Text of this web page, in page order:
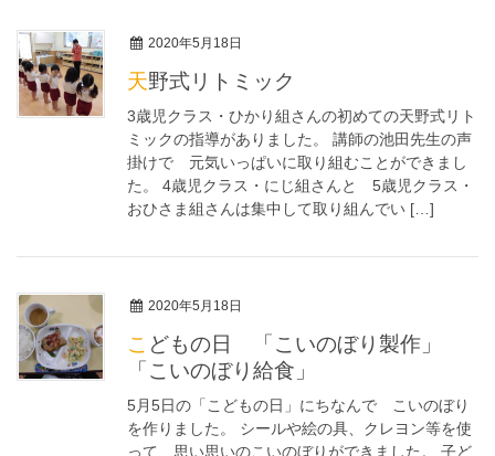
2020年5月18日
天野式リトミック
3歳児クラス・ひかり組さんの初めての天野式リト
ミックの指導がありました。 講師の池田先生の声
掛けで 元気いっぱいに取り組むことができまし
た。 4歳児クラス・にじ組さんと 5歳児クラス・
おひさま組さんは集中して取り組んでい […]
2020年5月18日
こどもの日 「こいのぼり製作」
「こいのぼり給食」
5月5日の「こどもの日」にちなんで こいのぼり
を作りました。 シールや絵の具、クレヨン等を使
って 思い思いのこいのぼりができました。 子ど